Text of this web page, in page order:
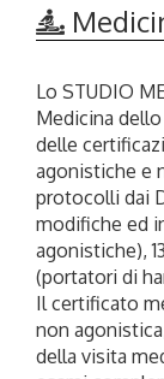
Lo STUDIO
Medicina
delle
agonistiche e
protocolli dai
modifiche ed
agonistiche),
(portatori di
Il certificato
non
della visita